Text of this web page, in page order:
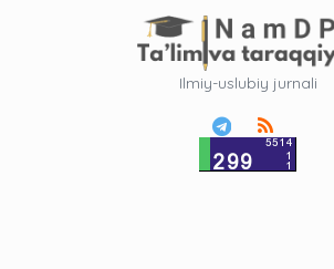
Ilmiy-uslubiy jurnali